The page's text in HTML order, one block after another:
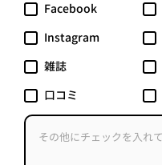
Facebook
Instagram
雑誌
口コミ